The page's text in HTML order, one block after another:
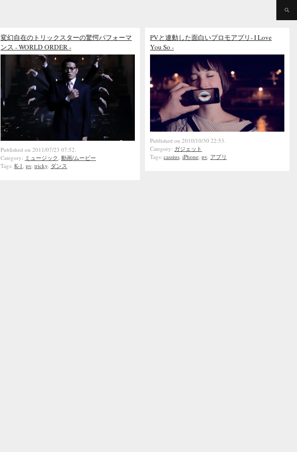
変幻自在のトリックスターの驚愕パフォーマ
ンス - WORLD ORDER -
Published on 2011/07/23 07:52.
Category: ミュージック 動画/ムービー
Tags: K-1 pv tricky ダンス
PVと連動した面白いプロモアプリ- I Love
You So -
Published on 2010/10/30 22:53.
Category: ガジェット
Tags: cassius, iPhone, pv, アプリ